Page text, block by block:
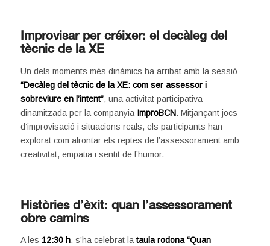
Improvisar per créixer: el decàleg del
tècnic de la XE
Un dels moments més dinàmics ha arribat amb la sessió
“Decàleg del tècnic de la XE: com ser assessor i
sobreviure en l’intent”, una activitat participativa
dinamitzada per la companyia ImproBCN. Mitjançant jocs
d’improvisació i situacions reals, els participants han
explorat com afrontar els reptes de l’assessorament amb
creativitat, empatia i sentit de l’humor.
Històries d’èxit: quan l’assessorament
obre camins
A les 12:30 h, s’ha celebrat la taula rodona “Quan